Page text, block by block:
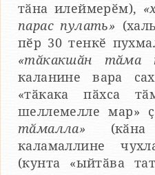
тӑна илеймерӗм),
парас пулать»
пӗр 30 тенкӗ
«тӑкакшӑн тӑма
каланине вара
«тӑкака пӑхса
шеллемелле мар»
тӑмалла» (кӑна
каламаллине
(кунта «ыйтӑва